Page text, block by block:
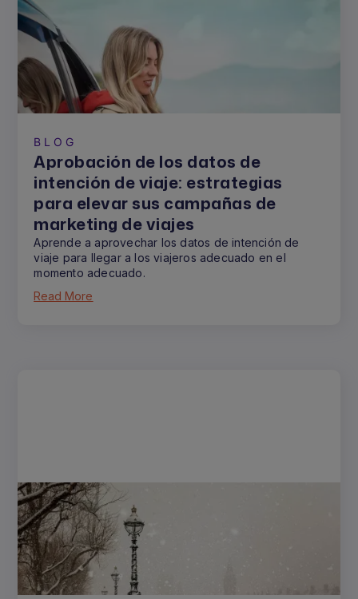
BLOG
Aprobación de los datos de
intención de viaje: estrategias
para elevar sus campañas de
marketing de viajes
Aprende a aprovechar los datos de intención de
viaje para llegar a los viajeros adecuado en el
momento adecuado.
Read More